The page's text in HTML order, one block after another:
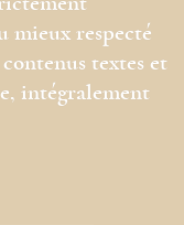
mieux respecté
textes et
intégralement